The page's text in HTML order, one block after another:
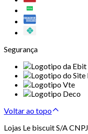
Segurança
Voltar ao topo
Lojas Le biscuit S/A